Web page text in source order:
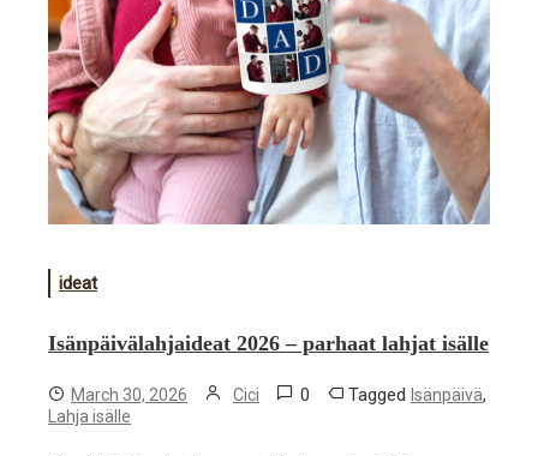
ideat
Isänpäivälahjaideat 2026 – parhaat lahjat isälle
March 30, 2026 Cici 0 Tagged Isänpäivä,
Lahja isälle